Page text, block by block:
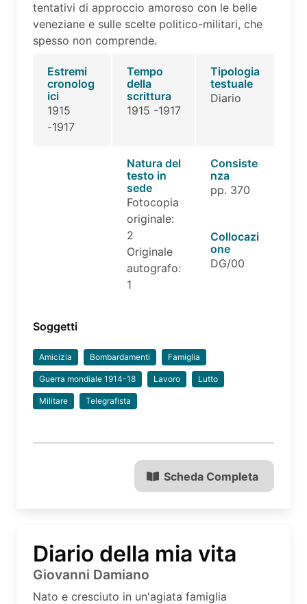
tentativi di approccio amoroso con le belle
veneziane e sulle scelte politico-militari, che
spesso non comprende.
Estremi
cronolog
ici
1915
-1917
Tempo
della
scrittura
1915 -1917
Tipologia
testuale
Diario
Natura del
testo in
sede
Fotocopia
originale:
2
Originale
autografo:
1
Consiste
nza
pp. 370
Collocazi
one
DG/00
Soggetti
Amicizia Bombardamenti Famiglia
Guerra mondiale 1914-18 Lavoro Lutto
Militare Telegrafista
Scheda Completa
Diario della mia vita
Giovanni Damiano
Nato e cresciuto in un'agiata famiglia